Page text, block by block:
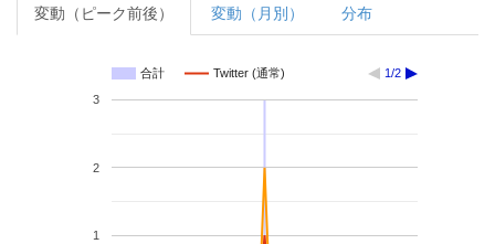
変動（ピーク前後） 変動（月別） 分布
合計 Twitter (通常) 1/2
1
2
3